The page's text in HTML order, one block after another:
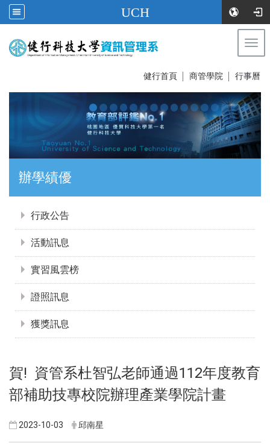
UCH
健行首頁 商管學院 行事曆
辦學績優
行政公告
活動訊息
實習風雲榜
證照訊息
獲獎訊息
賀! 資管系杜智弘老師通過112年度教育
部補助技專校院辦理產業學院計畫
2023-10-03 邱南星